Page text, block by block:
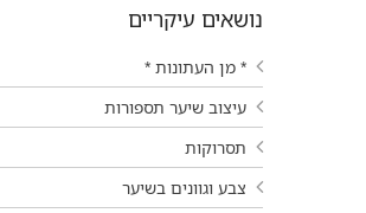
נושאים עיקריים
* מן העתונות *
עיצוב שיער תספורות
תסרוקות
צבע וגוונים בשיער